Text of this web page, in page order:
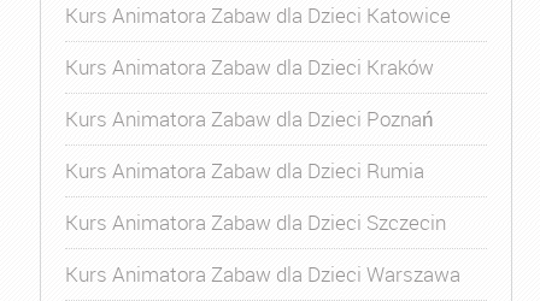
Kurs Animatora Zabaw dla Dzieci Katowice
Kurs Animatora Zabaw dla Dzieci Kraków
Kurs Animatora Zabaw dla Dzieci Poznań
Kurs Animatora Zabaw dla Dzieci Rumia
Kurs Animatora Zabaw dla Dzieci Szczecin
Kurs Animatora Zabaw dla Dzieci Warszawa